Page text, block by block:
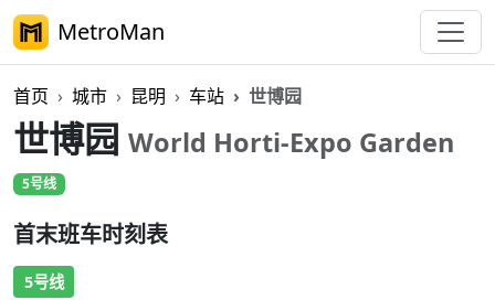
MetroMan
首页 城市 昆明 车站 世博园
世博园 World Horti-Expo Garden
5号线
首末班车时刻表
5号线